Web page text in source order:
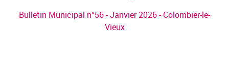
Bulletin Municipal n°56 - Janvier 2026 - Colombier-le-
Vieux